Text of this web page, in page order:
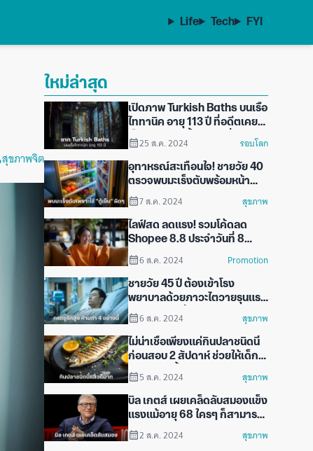
Life Tech FYI
สุขภาพจิต
ใหม่ล่าสุด
เปิดภาพ Turkish Baths บนเรือ
ไททานิค อายุ 113 ปี ที่อดีตเคย
เป็นห้องอบไอน้ำบนเรือที่หรูหรา
ที่สุดในโลก
25 ส.ค. 2024 รอบโลก
อุทาหรณ์สะเทือนใจ! ชายวัย 40
ตรวจพบมะเร็งตับพร้อมหน้า
ภรรยาและลูกชาย เพียงเพราะ
ความเข้าใจผิดในการใช้ "ตู้เย็น"
7 ส.ค. 2024 สุขภาพ
ไลฟ์สด ลดแรง! รวมโค้ดลด
Shopee 8.8 ประจำวันที่ 8
สิงหาคม 2024
6 ส.ค. 2024 Promotion
ชายวัย 45 ปี ต้องเข้าโรง
พยาบาลด้วยภาวะไตวายรุนแรง
กรดยูริกสูงลิ่ว บทเรียนสำคัญ
คือห้ามทำ 4 อย่างนี้ก่อนนอน
6 ส.ค. 2024 สุขภาพ
ไม่น่าเชื่อเพียงแค่กินปลาชนิดนี้
ก่อนสอบ 2 สัปดาห์ ช่วยให้เด็กๆ
ความจำดีขึ้นมาก
5 ส.ค. 2024 สุขภาพ
บิล เกตส์ เผยเคล็ดลับสมองแข็ง
แรงแม้อายุ 68 ใครๆ ก็สามารถ
ทำตามได้
2 ส.ค. 2024 สุขภาพ